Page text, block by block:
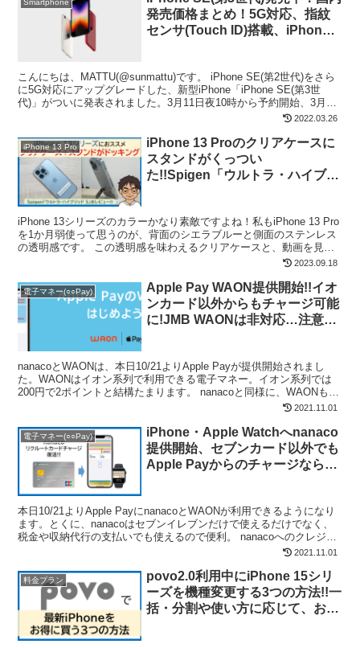
Smartphone
発売価格まとめ！5G対応、指紋
センサ(Touch ID)搭載、iPhone
ク・楽天】
こんにちは、MATTU(@sunmattu)です。 iPhone SE(第2世代)をさら
に5G対応にアップグレードした、新型iPhone「iPhone SE(第3世
代)」がついに発表されました。3月11日夜10時から予約開始、3月18
2022.03.26
iPhone 13 Pro
iPhone 13 Proのクリアケースに
スタンドがくっつい
た!!Spigen「ウルトラ・ハイブリ
iPhone 13シリーズのカラーかなり素敵ですよね！私もiPhone 13 Pro
を1か月弱使って思うのが、背面のシエラブルーと側面のステンレス
の透明感です。 この透明感を味わえるクリアケースと、動画を見た
2023.09.18
電子マネー(○○Pay)
Apple Pay WAON提供開始!!イオ
ンカード以外からもチャージ可能
に!JMB WAONは非対応…注意点
nanacoとWAONは、本日10/21よりApple Payが提供開始されまし
た。WAONはイオン系列で利用できる電子マネー。イオン系列では
200円で2ポイントと結構たまります。 nanacoと同様に、WAONも
2021.11.01
電子マネー(○○Pay)
iPhone・Apple Watchへnanaco
提供開始、セブンカード以外でも
Apple Payからのチャージなら可
本日10/21よりApple PayにnanacoとWAONが利用できるようになり
ます。とくに、nanacoはセブンイレブンだけで使えるだけでなく、
税金や収納代行の支払いでも使えるので便利。 nanacoへのクレジッ
2021.11.01
料金プラン
povo2.0利用中にiPhone 15シリ
ーズを機種変更する3つの方法!!一
括・分割や使い方に応じて、お得